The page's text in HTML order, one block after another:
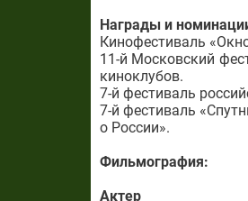
Награды и
Кинофестиваль
11-й Московский
киноклубов.
7-й фестиваль
7-й фестиваль
о России».
Фильмография:
Актер